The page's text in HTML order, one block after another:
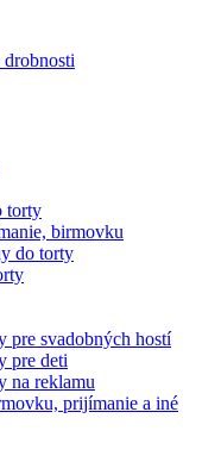
torty
birmovku
do torty
pre svadobných hostí
pre deti
na reklamu
prijímanie a iné